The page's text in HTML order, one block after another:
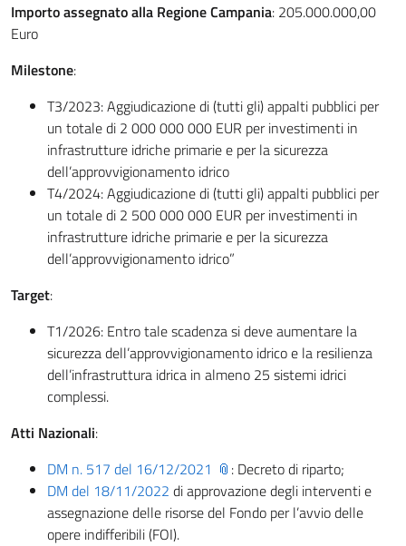
Importo assegnato alla Regione Campania: 205.000.000,00
Euro
Milestone:
T3/2023: Aggiudicazione di (tutti gli) appalti pubblici per
un totale di 2 000 000 000 EUR per investimenti in
infrastrutture idriche primarie e per la sicurezza
dell’approvvigionamento idrico
T4/2024: Aggiudicazione di (tutti gli) appalti pubblici per
un totale di 2 500 000 000 EUR per investimenti in
infrastrutture idriche primarie e per la sicurezza
dell’approvvigionamento idrico”
Target:
T1/2026: Entro tale scadenza si deve aumentare la
sicurezza dell’approvvigionamento idrico e la resilienza
dell’infrastruttura idrica in almeno 25 sistemi idrici
complessi.
Atti Nazionali:
DM n. 517 del 16/12/2021
: Decreto di riparto;
DM del 18/11/2022 di approvazione degli interventi e
assegnazione delle risorse del Fondo per l’avvio delle
opere indifferibili (FOI).